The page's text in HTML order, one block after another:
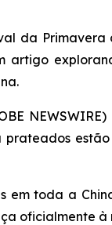
da
artigo
prateados
em toda a
oficialmente